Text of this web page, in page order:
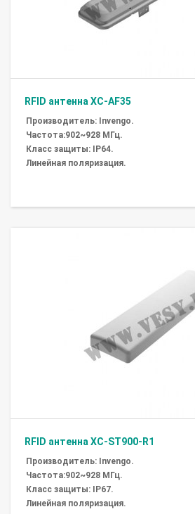
RFID антенна XC-AF35
Производитель: Invengo.
Частота:902~928 МГц.
Класс защиты: IP64.
Линейная поляризация.
RFID антенна XC-ST900-R1
Производитель: Invengo.
Частота:902~928 МГц.
Класс защиты: IP67.
Линейная поляризация.